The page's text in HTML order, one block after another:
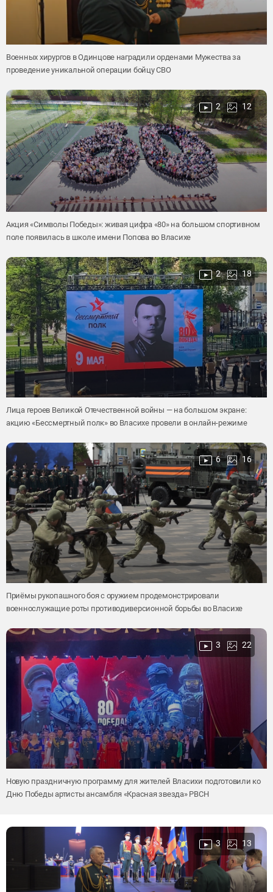
Военных хирургов в Одинцове наградили орденами Мужества за
проведение уникальной операции бойцу СВО
2 12
Акция «Символы Победы»: живая цифра «80» на большом спортивном
поле появилась в школе имени Попова во Власихе
2 18
Лица героев Великой Отечественной войны — на большом экране:
акцию «Бессмертный полк» во Власихе провели в онлайн-режиме
6 16
Приёмы рукопашного боя с оружием продемонстрировали
военнослужащие роты противодиверсионной борьбы во Власихе
3 22
Новую праздничную программу для жителей Власихи подготовили ко
Дню Победы артисты ансамбля «Красная звезда» РВСН
3 13